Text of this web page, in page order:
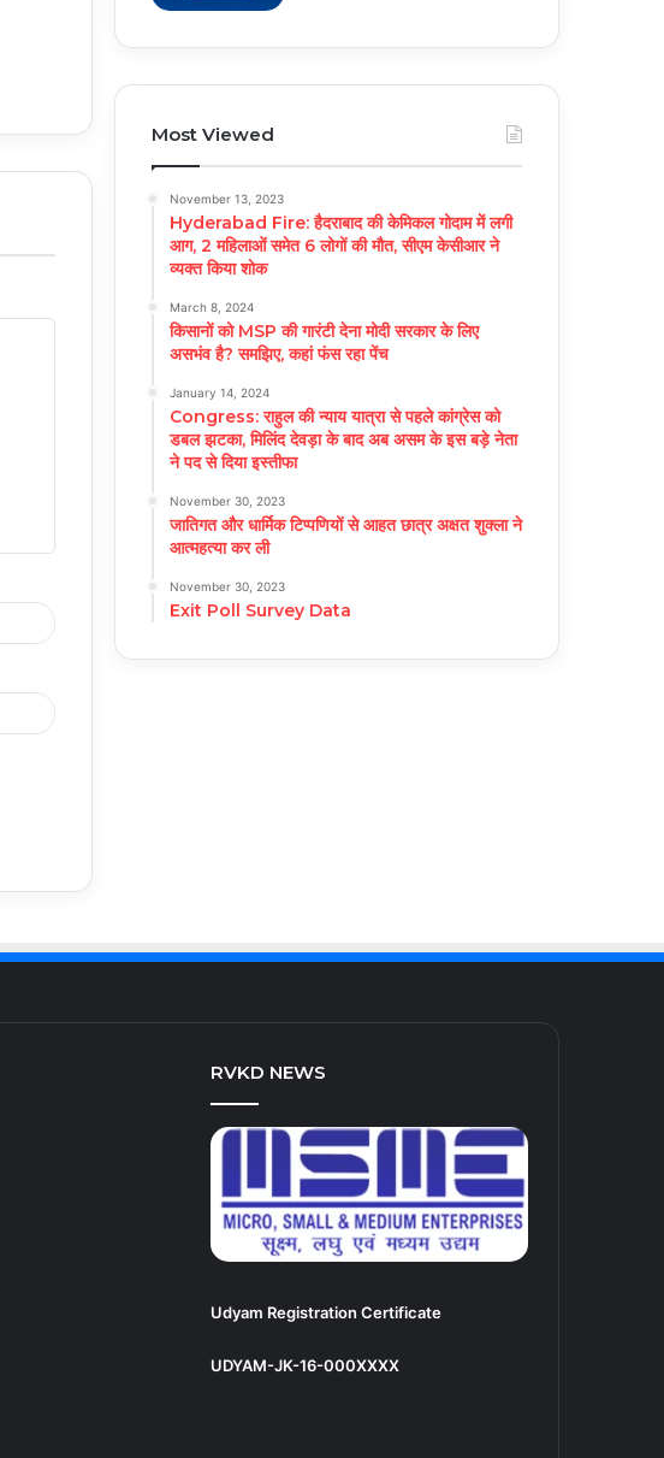
Most Viewed
November 13, 2023
Hyderabad Fire: हैदराबाद की केमिकल गोदाम में लगी
आग, 2 महिलाओं समेत 6 लोगों की मौत, सीएम केसीआर ने
व्यक्त किया शोक
March 8, 2024
किसानों को MSP की गारंटी देना मोदी सरकार के लिए
असभंव है? समझिए, कहां फंस रहा पेंच
January 14, 2024
Congress: राहुल की न्याय यात्रा से पहले कांग्रेस को
डबल झटका, मिलिंद देवड़ा के बाद अब असम के इस बड़े नेता
ने पद से दिया इस्तीफा
November 30, 2023
जातिगत और धार्मिक टिप्पणियों से आहत छात्र अक्षत शुक्ला ने
आत्महत्या कर ली
November 30, 2023
Exit Poll Survey Data
RVKD NEWS
Udyam Registration Certificate
UDYAM-JK-16-000XXXX